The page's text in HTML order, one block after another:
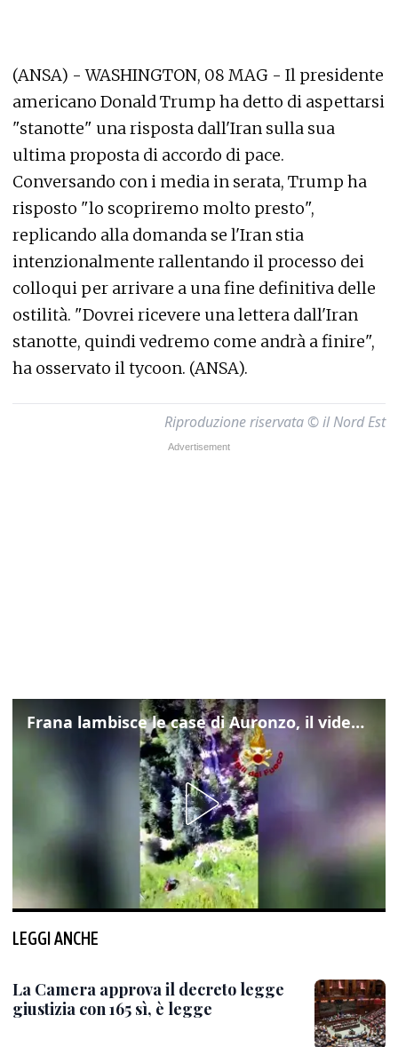
(ANSA) - WASHINGTON, 08 MAG - Il presidente
americano Donald Trump ha detto di aspettarsi
"stanotte" una risposta dall'Iran sulla sua
ultima proposta di accordo di pace.
Conversando con i media in serata, Trump ha
risposto "lo scopriremo molto presto",
replicando alla domanda se l'Iran stia
intenzionalmente rallentando il processo dei
colloqui per arrivare a una fine definitiva delle
ostilità. "Dovrei ricevere una lettera dall'Iran
stanotte, quindi vedremo come andrà a finire",
ha osservato il tycoon. (ANSA).
Riproduzione riservata © il Nord Est
Frana lambisce le case di Auronzo, il video dall'elicottero dei vigili del fuoco
LEGGI ANCHE
La Camera approva il decreto legge
giustizia con 165 sì, è legge